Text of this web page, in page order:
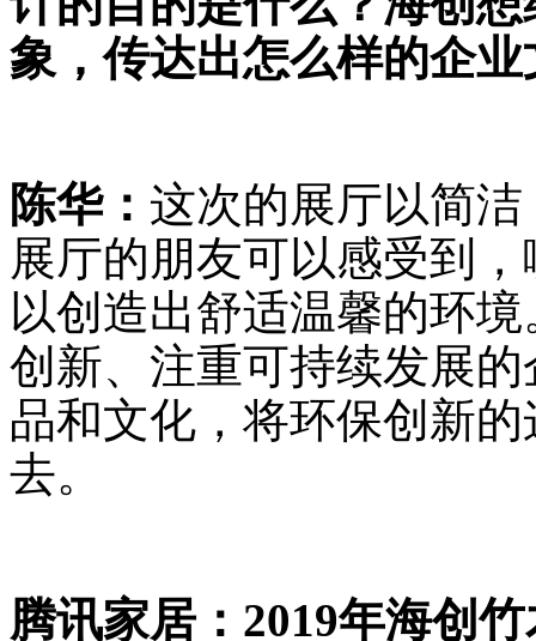
象，传达出怎么样的企
陈华： 这次的展厅以简
展厅的朋友可以感受到
以创造出舒适温馨的环
创新、注重可持续发展
品和文化，将环保创新
去。
腾讯家居：2019年海创